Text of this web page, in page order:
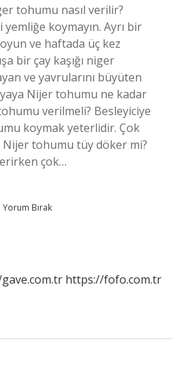
tohumu nasıl verilir?
koymayın. Ayrı bir
ve haftada üç kez
bir çay kaşığı niger
ve yavrularını büyüten
Nijer tohumu ne kadar
verilmeli? Besleyiciye
koymak yeterlidir. Çok
tohumu tüy döker mi?
çok…
Yorum Bırak
https://fofo.com.tr